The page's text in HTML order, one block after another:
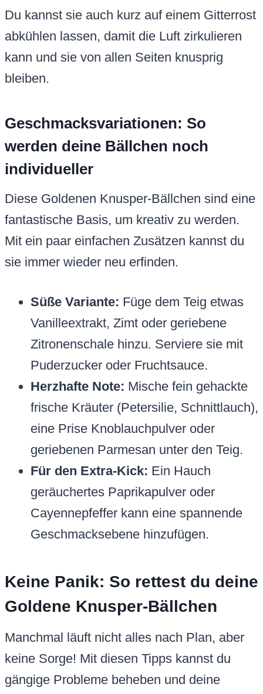
Du kannst sie auch kurz auf einem Gitterrost
abkühlen lassen, damit die Luft zirkulieren
kann und sie von allen Seiten knusprig
bleiben.
Geschmacksvariationen: So
werden deine Bällchen noch
individueller
Diese Goldenen Knusper-Bällchen sind eine
fantastische Basis, um kreativ zu werden.
Mit ein paar einfachen Zusätzen kannst du
sie immer wieder neu erfinden.
Süße Variante: Füge dem Teig etwas
Vanilleextrakt, Zimt oder geriebene
Zitronenschale hinzu. Serviere sie mit
Puderzucker oder Fruchtsauce.
Herzhafte Note: Mische fein gehackte
frische Kräuter (Petersilie, Schnittlauch),
eine Prise Knoblauchpulver oder
geriebenen Parmesan unter den Teig.
Für den Extra-Kick: Ein Hauch
geräuchertes Paprikapulver oder
Cayennepfeffer kann eine spannende
Geschmacksebene hinzufügen.
Keine Panik: So rettest du deine
Goldene Knusper-Bällchen
Manchmal läuft nicht alles nach Plan, aber
keine Sorge! Mit diesen Tipps kannst du
gängige Probleme beheben und deine